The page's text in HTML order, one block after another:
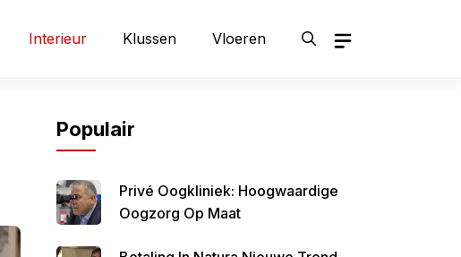
Interieur Klussen Vloeren
Populair
Privé Oogkliniek: Hoogwaardige
Oogzorg Op Maat